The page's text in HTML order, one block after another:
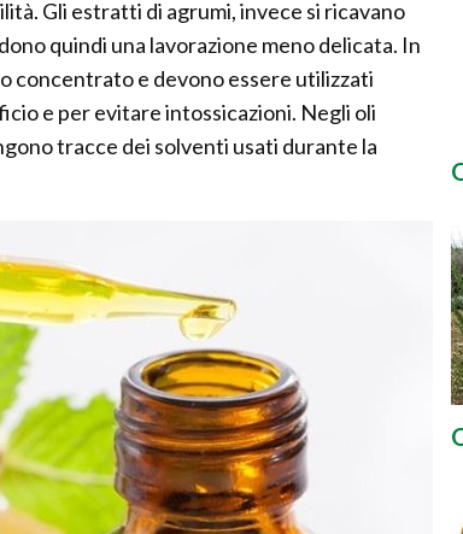
Gli estratti di agrumi, invece si ricavano
quindi una lavorazione meno delicata. In
concentrato e devono essere utilizzati
e per evitare intossicazioni. Negli oli
tracce dei solventi usati durante la